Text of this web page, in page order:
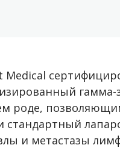
гамма-
роде,
стандартный
и метастазы